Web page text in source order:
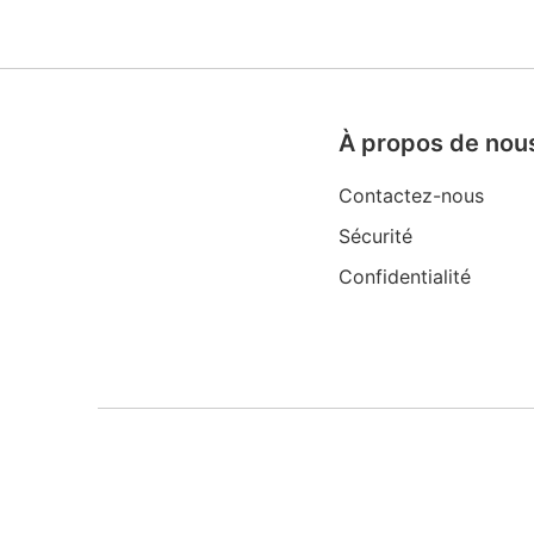
À propos de
Contactez-nous
Sécurité
Confidentialité